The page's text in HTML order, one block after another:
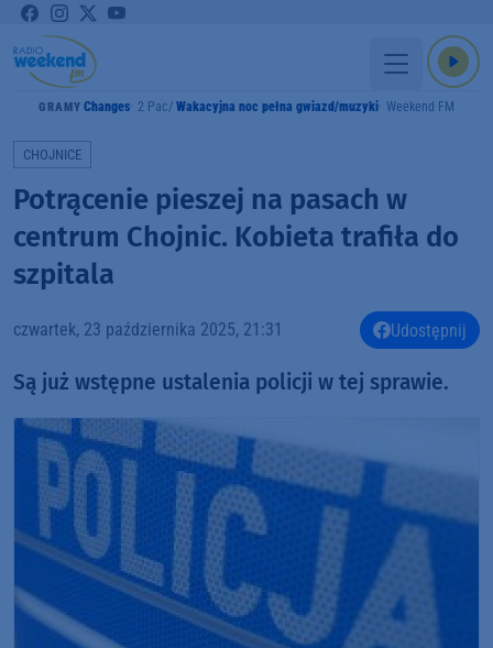
GRAMY Changes 2 Pac Wakacyjna noc pełna gwiazd/muzyki Weekend FM
CHOJNICE
Potrącenie pieszej na pasach w
centrum Chojnic. Kobieta trafiła do
szpitala
czwartek, 23 października 2025, 21:31 Udostępnij
Są już wstępne ustalenia policji w tej sprawie.